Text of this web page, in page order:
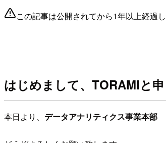
この記事は公開されてから1年以上経過
はじめまして、TORAMIと申
本日より、 データアナリティクス事業本部